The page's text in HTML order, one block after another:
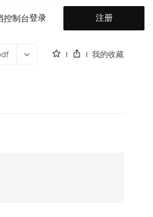
控制台登录 注册
我的收藏